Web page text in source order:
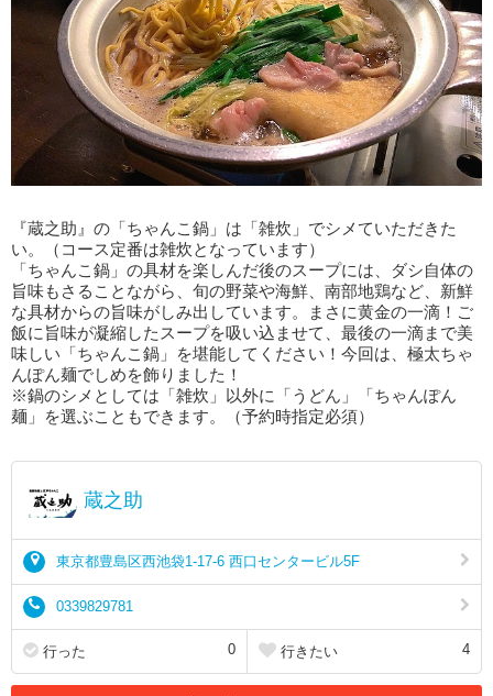
『蔵之助』の「ちゃんこ鍋」は「雑炊」でシメていただきた
い。（コース定番は雑炊となっています）
「ちゃんこ鍋」の具材を楽しんだ後のスープには、ダシ自体の
旨味もさることながら、旬の野菜や海鮮、南部地鶏など、新鮮
な具材からの旨味がしみ出しています。まさに黄金の一滴！ご
飯に旨味が凝縮したスープを吸い込ませて、最後の一滴まで美
味しい「ちゃんこ鍋」を堪能してください！今回は、極太ちゃ
んぽん麺でしめを飾りました！
※鍋のシメとしては「雑炊」以外に「うどん」「ちゃんぽん
麺」を選ぶこともできます。（予約時指定必須）
蔵之助
東京都豊島区西池袋1-17-6 西口センタービル5F
0339829781
行った 0 行きたい 4